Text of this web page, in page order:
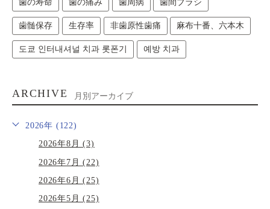
歯の寿命 歯の痛み 歯周病 歯間ブラシ
歯髄保存 生存率 非歯原性歯痛 麻布十番、六本木
도쿄 인터내셔널 치과 롯폰기 예방 치과
ARCHIVE 月別アーカイブ
2026年 (122)
2026年8月 (3)
2026年7月 (22)
2026年6月 (25)
2026年5月 (25)